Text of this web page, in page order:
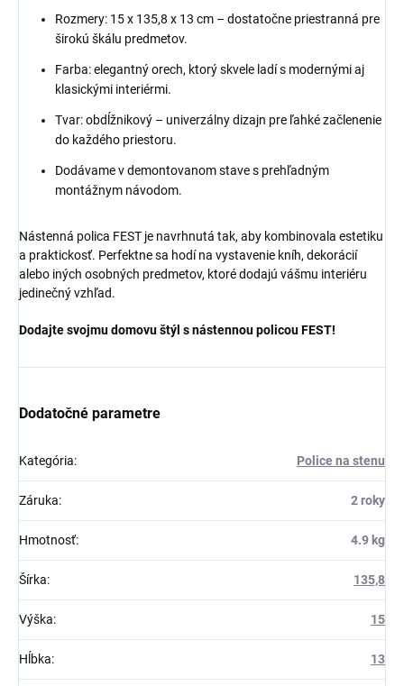
Rozmery: 15 x 135,8 x 13 cm – dostatočne priestranná pre
širokú škálu predmetov.
Farba: elegantný orech, ktorý skvele ladí s modernými aj
klasickými interiérmi.
Tvar: obdĺžnikový – univerzálny dizajn pre ľahké začlenenie
do každého priestoru.
Dodávame v demontovanom stave s prehľadným
montážnym návodom.
Nástenná polica FEST je navrhnutá tak, aby kombinovala estetiku
a praktickosť. Perfektne sa hodí na vystavenie kníh, dekorácií
alebo iných osobných predmetov, ktoré dodajú vášmu interiéru
jedinečný vzhľad.
Dodajte svojmu domovu štýl s nástennou policou FEST!
Dodatočné parametre
Kategória: Police na stenu
Záruka: 2 roky
Hmotnosť: 4.9 kg
Šírka: 135,8
Výška: 15
Hĺbka: 13